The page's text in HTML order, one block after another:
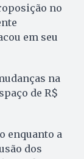
no
em seu
na
de R$
enquanto a
dos